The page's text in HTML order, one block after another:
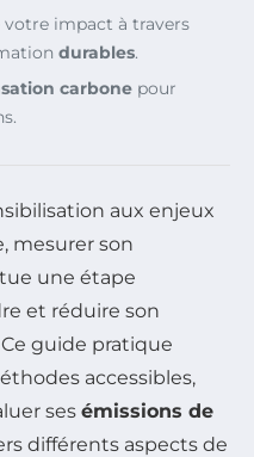
votre impact à travers
durables.
carbone pour
aux enjeux
mesurer son
une étape
et réduire son
Ce guide pratique
accessibles,
ses émissions de
différents aspects de